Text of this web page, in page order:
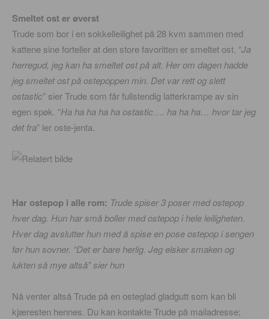
Smeltet ost er øverst
Trude som bor i en sokkelleilighet på 28 kvm sammen med
kattene sine forteller at den store favoritten er smeltet ost. “Ja
herregud, jeg kan ha smeltet ost på alt. Her om dagen hadde
jeg smeltet ost på ostepoppen min. Det var rett og slett
ostastic” sier Trude som får fullstendig latterkrampe av sin
egen spøk. “Ha ha ha ha ha ostastic…. ha ha ha… hvor tar jeg
det fra” ler oste-jenta.
Har ostepop i alle rom: Trude spiser 3 poser med ostepop
hver dag. Hun har små boller med ostepop i hele leiligheten.
Hver dag avslutter hun med å spise en pose ostepop i sengen
før hun sovner. “Det er bare herlig. Jeg elsker smaken og
lukten så mye altså” sier hun
Nå venter altså Trude på en osteglad gladgutt som kan bli
kjæresten hennes. Du kan kontakte Trude på mailadresse;